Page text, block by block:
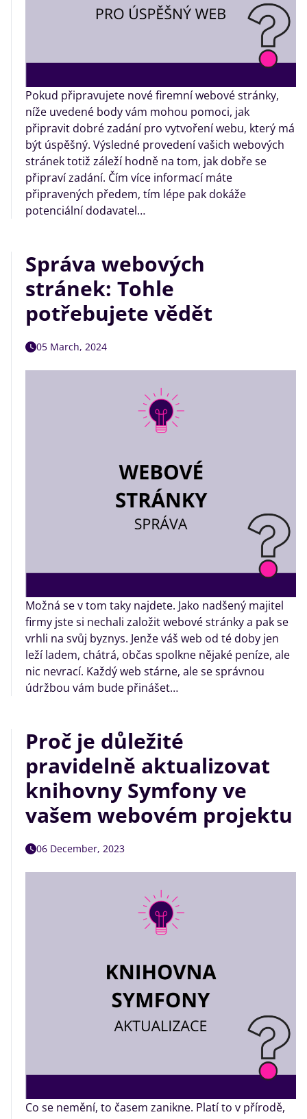
Pokud připravujete nové firemní webové stránky,
níže uvedené body vám mohou pomoci, jak
připravit dobré zadání pro vytvoření webu, který má
být úspěšný. Výsledné provedení vašich webových
stránek totiž záleží hodně na tom, jak dobře se
připraví zadání. Čím více informací máte
připravených předem, tím lépe pak dokáže
potenciální dodavatel…
Správa webových
stránek: Tohle
potřebujete vědět
05 March, 2024
Možná se v tom taky najdete. Jako nadšený majitel
firmy jste si nechali založit webové stránky a pak se
vrhli na svůj byznys. Jenže váš web od té doby jen
leží ladem, chátrá, občas spolkne nějaké peníze, ale
nic nevrací. Každý web stárne, ale se správnou
údržbou vám bude přinášet…
Proč je důležité
pravidelně aktualizovat
knihovny Symfony ve
vašem webovém projektu
06 December, 2023
Co se nemění, to časem zanikne. Platí to v přírodě,